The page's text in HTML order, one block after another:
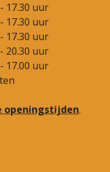
17.30 uur
17.30 uur
17.30 uur
20.30 uur
17.00 uur
openingstijden.